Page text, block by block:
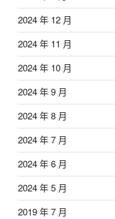
2024 年 12 月
2024 年 11 月
2024 年 10 月
2024 年 9 月
2024 年 8 月
2024 年 7 月
2024 年 6 月
2024 年 5 月
2019 年 7 月